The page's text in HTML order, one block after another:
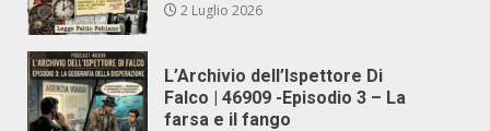
2 Luglio 2026
L’Archivio dell’Ispettore Di
Falco | 46909 -Episodio 3 – La
farsa e il fango